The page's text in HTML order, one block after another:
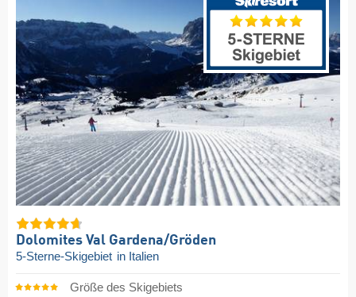
Dolomites Val Gardena/​Gröden
5-Sterne-Skigebiet in Italien
Größe des Skigebiets